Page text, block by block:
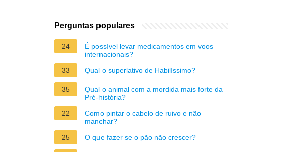
Perguntas populares
24
É possível levar medicamentos em voos
internacionais?
33
Qual o superlativo de Habilíssimo?
35
Qual o animal com a mordida mais forte da
Pré-história?
22
Como pintar o cabelo de ruivo e não
manchar?
25
O que fazer se o pão não crescer?